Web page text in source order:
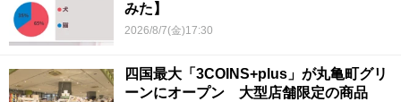
みた】
2026/8/7(金)17:30
四国最大「3COINS+plus」が丸亀町グリ
ーンにオープン 大型店舗限定の商品